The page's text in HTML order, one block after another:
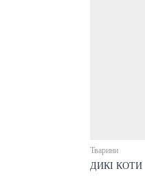
Тварини
ДИКІ КОТИ